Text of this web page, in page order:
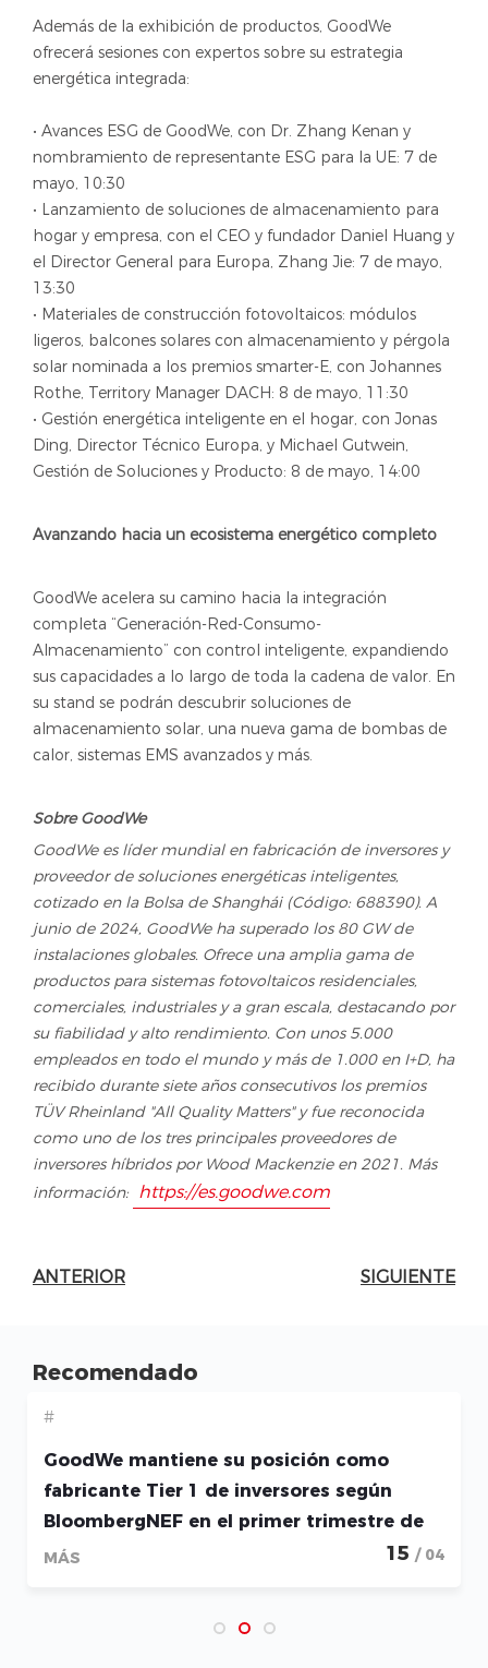
Además de la exhibición de productos, GoodWe
ofrecerá sesiones con expertos sobre su estrategia
energética integrada:
• Avances ESG de GoodWe, con Dr. Zhang Kenan y
nombramiento de representante ESG para la UE: 7 de
mayo, 10:30
• Lanzamiento de soluciones de almacenamiento para
hogar y empresa, con el CEO y fundador Daniel Huang y
el Director General para Europa, Zhang Jie: 7 de mayo,
13:30
• Materiales de construcción fotovoltaicos: módulos
ligeros, balcones solares con almacenamiento y pérgola
solar nominada a los premios smarter-E, con Johannes
Rothe, Territory Manager DACH: 8 de mayo, 11:30
• Gestión energética inteligente en el hogar, con Jonas
Ding, Director Técnico Europa, y Michael Gutwein,
Gestión de Soluciones y Producto: 8 de mayo, 14:00
Avanzando hacia un ecosistema energético completo
GoodWe acelera su camino hacia la integración
completa “Generación-Red-Consumo-
Almacenamiento” con control inteligente, expandiendo
sus capacidades a lo largo de toda la cadena de valor. En
su stand se podrán descubrir soluciones de
almacenamiento solar, una nueva gama de bombas de
calor, sistemas EMS avanzados y más.
Sobre GoodWe
GoodWe es líder mundial en fabricación de inversores y
proveedor de soluciones energéticas inteligentes,
cotizado en la Bolsa de Shanghái (Código: 688390). A
junio de 2024, GoodWe ha superado los 80 GW de
instalaciones globales. Ofrece una amplia gama de
productos para sistemas fotovoltaicos residenciales,
comerciales, industriales y a gran escala, destacando por
su fiabilidad y alto rendimiento. Con unos 5.000
empleados en todo el mundo y más de 1.000 en I+D, ha
recibido durante siete años consecutivos los premios
TÜV Rheinland "All Quality Matters" y fue reconocida
como uno de los tres principales proveedores de
inversores híbridos por Wood Mackenzie en 2021. Más
información: https://es.goodwe.com
ANTERIOR SIGUIENTE
Recomendado
#
GoodWe mantiene su posición como
fabricante Tier 1 de inversores según
BloombergNEF en el primer trimestre de
2026
MÁS 15 / 04